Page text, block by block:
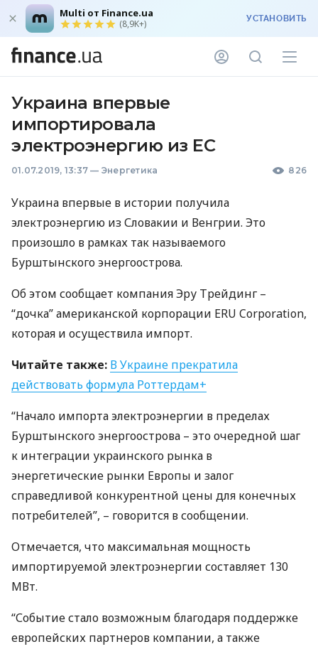
Multi от Finance.ua
(8,9K+) УСТАНОВИТЬ
Украина впервые
импортировала
электроэнергию из ЕС
01.07.2019, 13:37 — Энергетика 826
Украина впервые в истории получила
электроэнергию из Словакии и Венгрии. Это
произошло в рамках так называемого
Бурштынского энергоострова.
Об этом сообщает компания Эру Трейдинг –
“дочка” американской корпорации ERU Corporation,
которая и осуществила импорт.
Читайте также: В Украине прекратила
действовать формула Роттердам+
“Начало импорта электроэнергии в пределах
Бурштынского энергоострова – это очередной шаг
к интеграции украинского рынка в
энергетические рынки Европы и залог
справедливой ​​конкурентной цены для конечных
потребителей”, – говорится в сообщении.
Отмечается, что максимальная мощность
импортируемой электроэнергии составляет 130
МВт.
“Событие стало возможным благодаря поддержке
европейских партнеров компании, а также